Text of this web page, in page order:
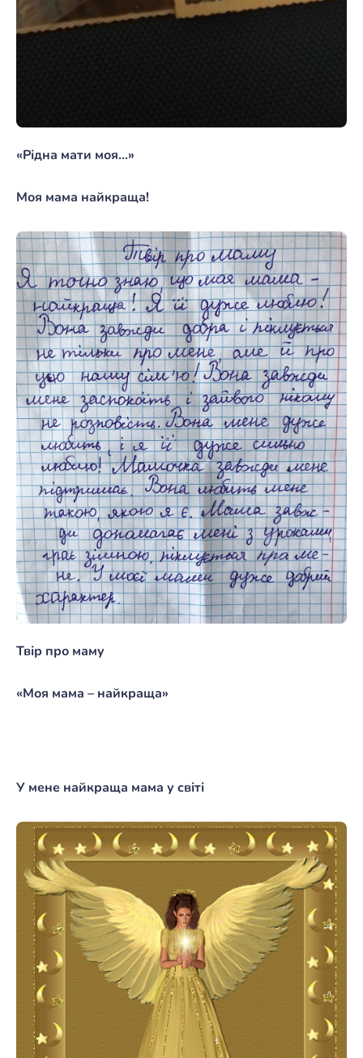
«Рідна мати моя…»
Моя мама найкраща!
Твір про маму
«Моя мама – найкраща»
У мене найкраща мама у світі